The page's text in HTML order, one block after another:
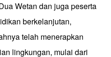
Wetan dan juga peserta
berkelanjutan,
telah menerapkan
lingkungan, mulai dari